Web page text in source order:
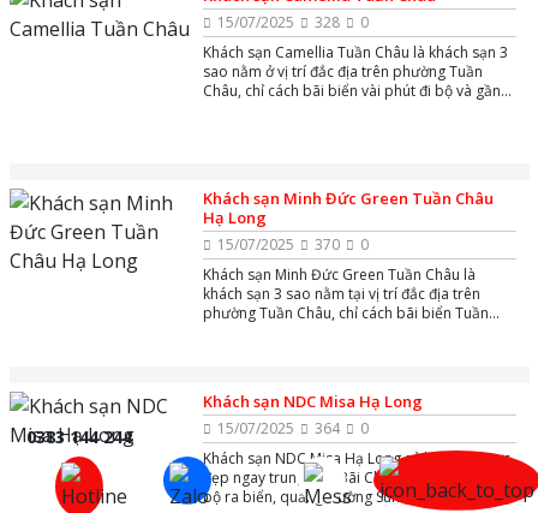
15/07/2025 328
0
Khách sạn Camellia Tuần Châu là khách sạn 3
sao nằm ở vị trí đắc địa trên phường Tuần
Châu, chỉ cách bãi biển vài phút đi bộ và gần
Khách sạn Minh Đức Green Tuần Châu
Hạ Long
15/07/2025 370
0
Khách sạn Minh Đức Green Tuần Châu là
khách sạn 3 sao nằm tại vị trí đắc địa trên
phường Tuần Châu, chỉ cách bãi biển Tuần
Khách sạn NDC Misa Hạ Long
15/07/2025 364
0
Khách sạn NDC Misa Hạ Long sở hữu vị trí cực
đẹp ngay trung tâm Bãi Cháy, chỉ vài phút đi
bộ ra biển, quảng trường Sun Carnival và các
0383 144 244